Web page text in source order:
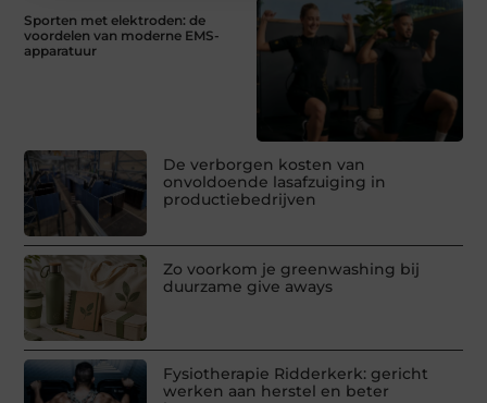
Sporten met elektroden: de
voordelen van moderne EMS-
apparatuur
De verborgen kosten van
onvoldoende lasafzuiging in
productiebedrijven
Zo voorkom je greenwashing bij
duurzame give aways
Fysiotherapie Ridderkerk: gericht
werken aan herstel en beter